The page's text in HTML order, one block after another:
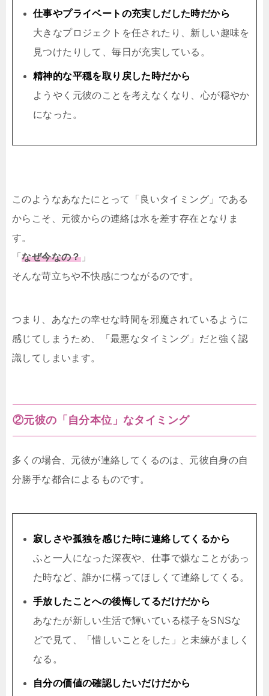
仕事やプライベートの充実しだした時だから
大きなプロジェクトを任されたり、新しい趣味を
見つけたりして、毎日が充実している。
精神的な平穏を取り戻した時だから
ようやく元彼のことを考えなくなり、心が穏やか
になった。
このようなあなたにとって「良いタイミング」である
からこそ、元彼からの連絡は水を差す存在となりま
す。
「なぜ今なの？」
そんな苛立ちや不快感につながるのです。
つまり、あなたの幸せな時間を邪魔されているように
感じてしまうため、「最悪なタイミング」だと強く認
識してしまいます。
②元彼の「自分本位」なタイミング
多くの場合、元彼が連絡してくるのは、元彼自身の自
分勝手な都合によるものです。
寂しさや孤独を感じた時に連絡してくるから
ふと一人になった深夜や、仕事で嫌なことがあっ
た時など、誰かに構ってほしくて連絡してくる。
手放したことへの後悔してるだけだから
あなたが新しい生活で輝いている様子をSNSな
どで見て、「惜しいことをした」と未練がましく
なる。
自分の価値の確認したいだけだから